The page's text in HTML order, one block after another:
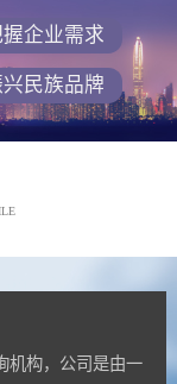
企业需求
民族品牌
机构，公司是由一